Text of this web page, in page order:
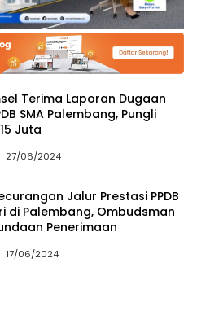
Terima Laporan Dugaan
SMA Palembang, Pungli
Juta
27/06/2024
Jalur Prestasi PPDB
di Palembang, Ombudsman
Penerimaan
17/06/2024